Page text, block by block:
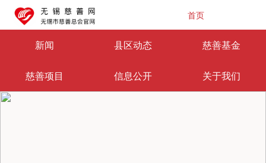
首页
新闻 县区动态 慈善基金
慈善项目 信息公开 关于我们